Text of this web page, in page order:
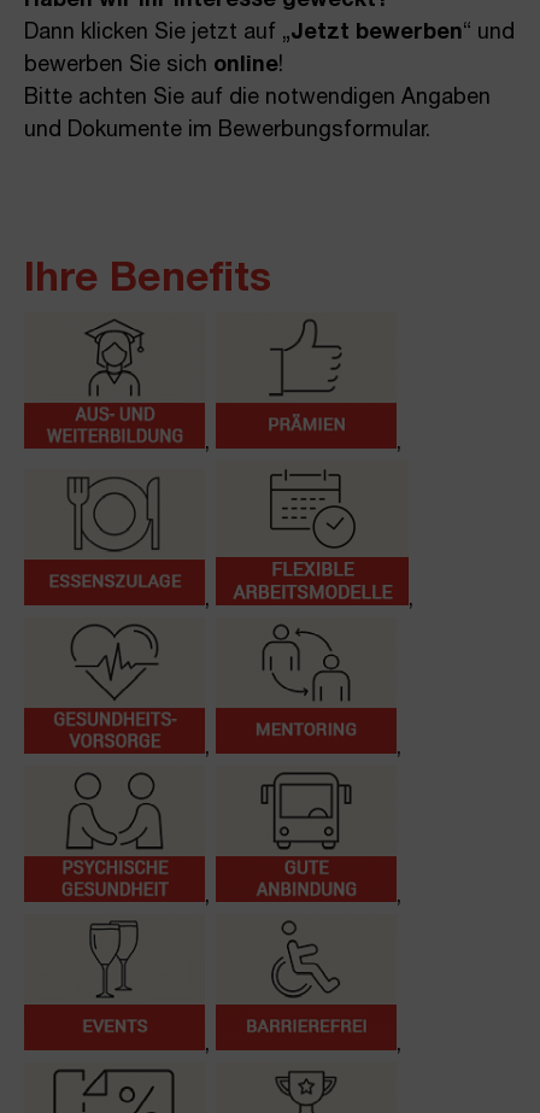
Dann klicken Sie jetzt auf „Jetzt bewerben“ und
bewerben Sie sich online!
Bitte achten Sie auf die notwendigen Angaben
und Dokumente im Bewerbungsformular.
Ihre Benefits
, ,
, ,
, ,
, ,
, ,